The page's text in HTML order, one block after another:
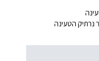
נרתיק הטעינה